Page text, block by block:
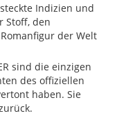
Indizien und
Stoff, den
der Welt
sind die einzigen
des offiziellen
haben. Sie